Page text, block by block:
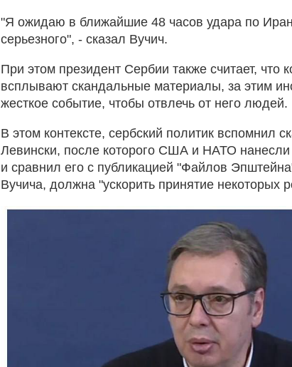
"Я ожидаю в ближайшие 48 часов удара по
серьезного", - сказал Вучич.
При этом президент Сербии также считает, что
всплывают скандальные материалы, за этим
жесткое событие, чтобы отвлечь от него людей.
В этом контексте, сербский политик вспомнил
Левински, после которого США и НАТО
и сравнил его с публикацией "Файлов
Вучича, должна "ускорить принятие некоторых